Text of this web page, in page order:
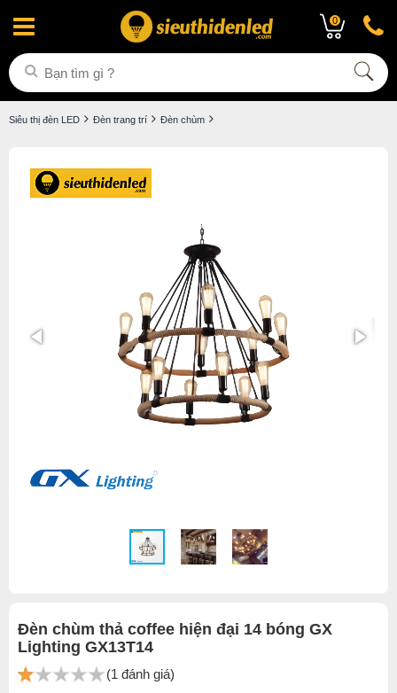
0
Siêu thị đèn LED Đèn trang trí Đèn chùm
Đèn chùm thả coffee hiện đại 14 bóng GX
Lighting GX13T14
(1 đánh giá)